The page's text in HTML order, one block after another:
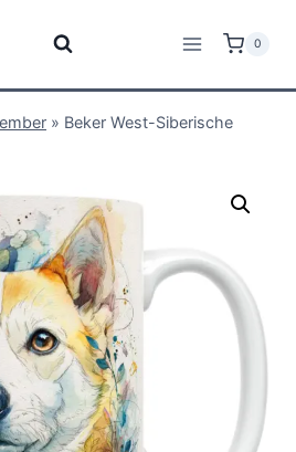
0
» Beker West-Siberische